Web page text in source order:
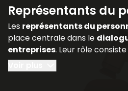
le sous-menu Vos besoins
Représentants du
Les représentants du
place centrale dans le
entreprises. Leur rôle
et intérêts des salariés, à
préoccupations auprès de la